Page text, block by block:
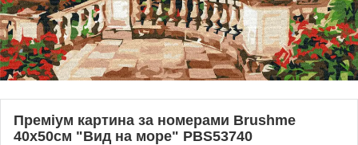
Преміум картина за номерами Brushme
40x50см "Вид на море" PBS53740